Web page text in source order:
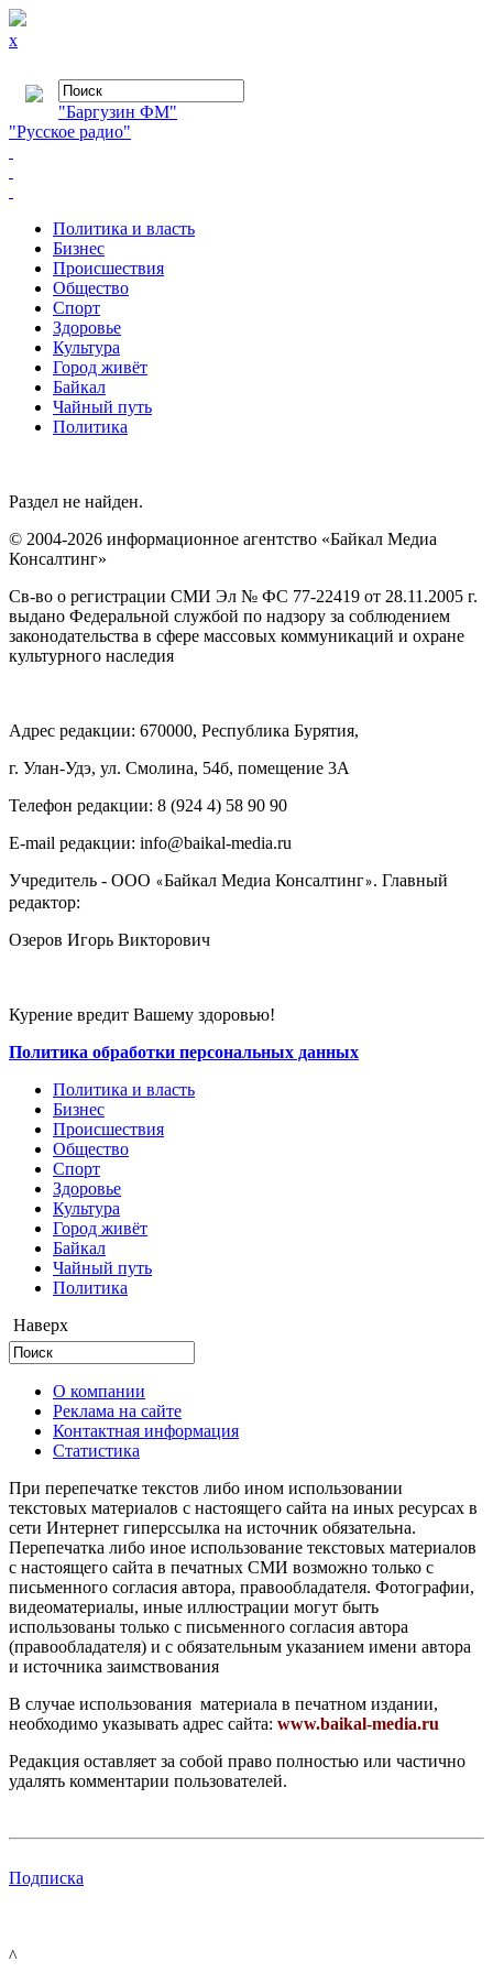
x
"Баргузин ФМ"
"Русское радио"
Политика и власть
Бизнес
Происшествия
Общество
Cпорт
Здоровье
Культура
Город живёт
Байкал
Чайный путь
Политика
Раздел не найден.
© 2004-2026 информационное агентство «Байкал Медиа
Консалтинг»
Св-во о регистрации СМИ Эл № ФС 77-22419 от 28.11.2005 г.
выдано Федеральной службой по надзору за соблюдением
законодательства в сфере массовых коммуникаций и охране
культурного наследия
Адрес редакции: 670000, Республика Бурятия,
г. Улан-Удэ, ул. Смолина, 54б, помещение 3А
Телефон редакции: ‎‎8 (924 4) 58 90 90
E-mail редакции: info@baikal-media.ru
Учредитель - ООО «Байкал Медиа Консалтинг». Главный
редактор:
Озеров Игорь Викторович
Курение вредит Вашему здоровью!
Политика обработки персональных данных
Политика и власть
Бизнес
Происшествия
Общество
Cпорт
Здоровье
Культура
Город живёт
Байкал
Чайный путь
Политика
Наверх
О компании
Реклама на сайте
Контактная информация
Статистика
При перепечатке текстов либо ином использовании
текстовых материалов с настоящего сайта на иных ресурсах в
сети Интернет гиперссылка на источник обязательна.
Перепечатка либо иное использование текстовых материалов
с настоящего сайта в печатных СМИ возможно только с
письменного согласия автора, правообладателя. Фотографии,
видеоматериалы, иные иллюстрации могут быть
использованы только с письменного согласия автора
(правообладателя) и с обязательным указанием имени автора
и источника заимствования
В случае использования материала в печатном издании,
необходимо указывать адрес сайта: www.baikal-media.ru
Редакция оставляет за собой право полностью или частично
удалять комментарии пользователей.
Подписка
^